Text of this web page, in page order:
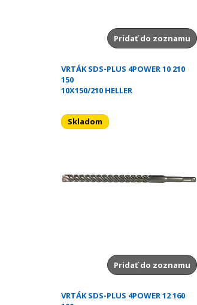
Pridať do zoznamu
VRTÁK SDS-PLUS 4POWER 10 210
150
10X150/210 HELLER
Skladom
Pridať do zoznamu
VRTÁK SDS-PLUS 4POWER 12 160